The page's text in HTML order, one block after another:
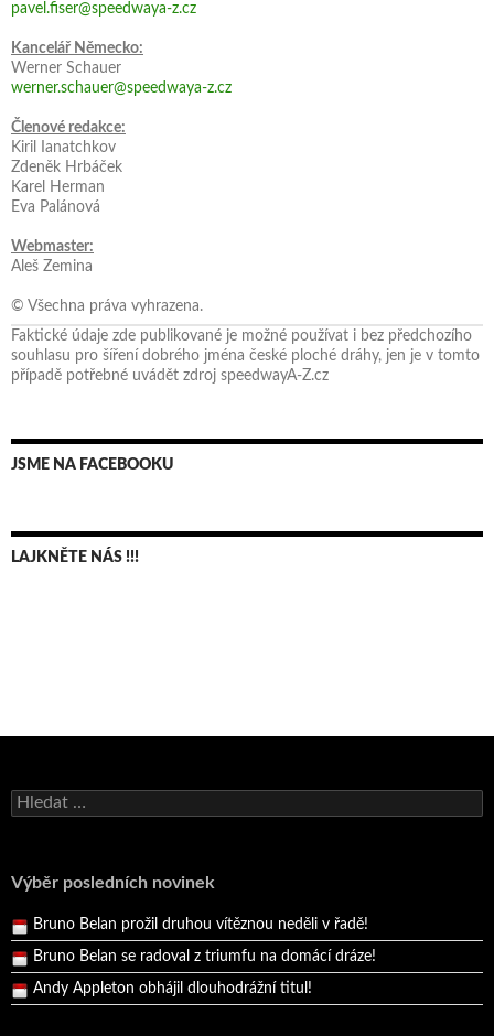
pavel.fiser@speedwaya-z.cz
Kancelář Německo:
Werner Schauer
werner.schauer@speedwaya-z.cz
Členové redakce:
Kiril Ianatchkov
Zdeněk Hrbáček
Karel Herman
Eva Palánová
Webmaster:
Aleš Zemina
© Všechna práva vyhrazena.
Faktické údaje zde publikované je možné používat i bez předchozího
souhlasu pro šíření dobrého jména české ploché dráhy, jen je v tomto
případě potřebné uvádět zdroj speedwayA-Z.cz
JSME NA FACEBOOKU
LAJKNĚTE NÁS !!!
Vyhledávání
Výběr posledních novinek
Bruno Belan se radoval z triumfu na domácí dráze!
Andy Appleton obhájil dlouhodrážní titul!
Pražský přebor neskrblil překvapeními!
Bruno Belan prožil druhou vítěznou neděli v řadě!
Bruno Belan se radoval z triumfu na domácí dráze!
Andy Appleton obhájil dlouhodrážní titul!